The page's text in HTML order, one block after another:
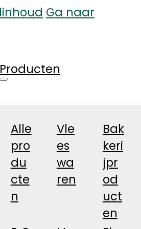
Ga naar
Producten
Alle
pro
du
cte
n
Vle
es
wa
ren
Bak
keri
jpr
od
uct
en